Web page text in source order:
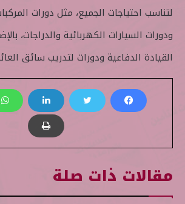
لتناسب احتياجات الجميع، مثل دورات
ودورات السيارات الكهربائية والدراجات،
القيادة الدفاعية ودورات لتدريب سائق
مقالات ذات صلة